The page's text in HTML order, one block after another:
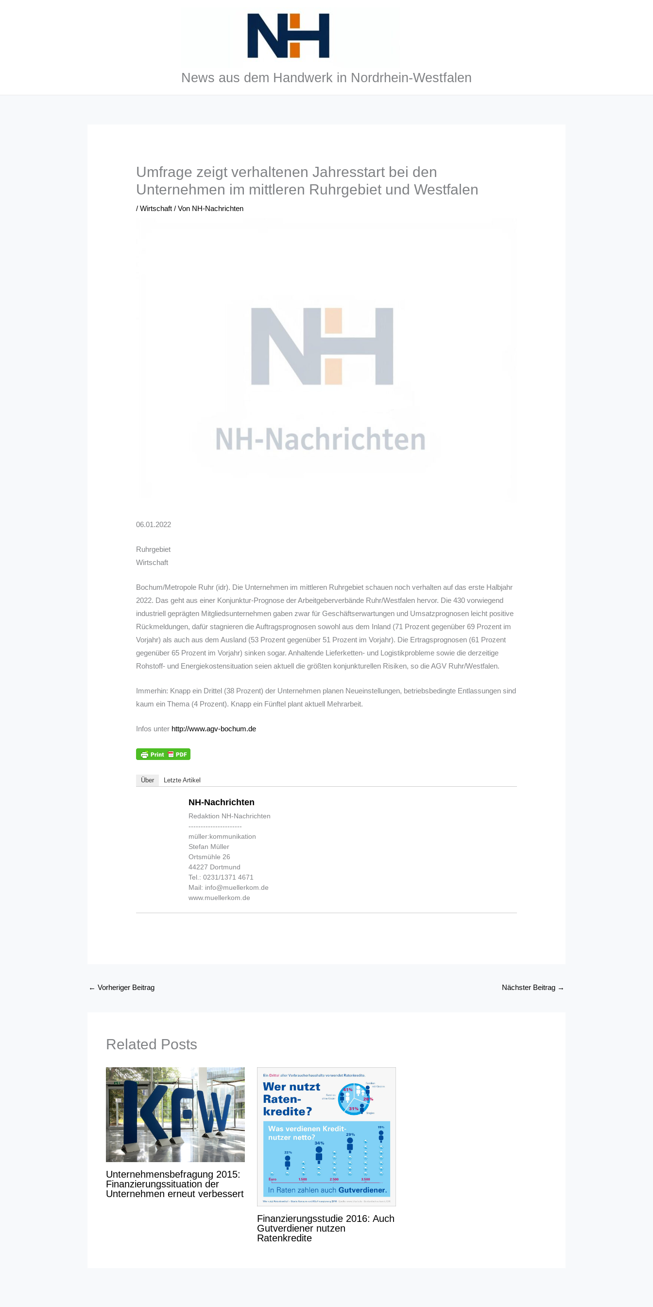
News aus dem Handwerk in Nordrhein-Westfalen
Umfrage zeigt verhaltenen Jahresstart bei den
Unternehmen im mittleren Ruhrgebiet und Westfalen
/Wirtschaft / Von NH-Nachrichten
06.01.2022
Ruhrgebiet
Wirtschaft
Bochum/Metropole Ruhr (idr). Die Unternehmen im mittleren Ruhrgebiet schauen noch verhalten auf das erste Halbjahr
2022. Das geht aus einer Konjunktur-Prognose der Arbeitgeberverbände Ruhr/Westfalen hervor. Die 430 vorwiegend
industriell geprägten Mitgliedsunternehmen gaben zwar für Geschäftserwartungen und Umsatzprognosen leicht positive
Rückmeldungen, dafür stagnieren die Auftragsprognosen sowohl aus dem Inland (71 Prozent gegenüber 69 Prozent im
Vorjahr) als auch aus dem Ausland (53 Prozent gegenüber 51 Prozent im Vorjahr). Die Ertragsprognosen (61 Prozent
gegenüber 65 Prozent im Vorjahr) sinken sogar. Anhaltende Lieferketten- und Logistikprobleme sowie die derzeitige
Rohstoff- und Energiekostensituation seien aktuell die größten konjunkturellen Risiken, so die AGV Ruhr/Westfalen.
Immerhin: Knapp ein Drittel (38 Prozent) der Unternehmen planen Neueinstellungen, betriebsbedingte Entlassungen sind
kaum ein Thema (4 Prozent). Knapp ein Fünftel plant aktuell Mehrarbeit.
Infos unter http://www.agv-bochum.de
Über Letzte Artikel
NH-Nachrichten
Redaktion NH-Nachrichten
----------------------
müller:kommunikation
Stefan Müller
Ortsmühle 26
44227 Dortmund
Tel.: 0231/1371 4671
Mail: info@muellerkom.de
www.muellerkom.de
← Vorheriger Beitrag Nächster Beitrag →
Related Posts
Unternehmensbefragung 2015:
Finanzierungssituation der
Unternehmen erneut verbessert
Finanzierungsstudie 2016: Auch
Gutverdiener nutzen
Ratenkredite